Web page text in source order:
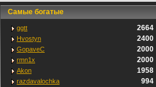
Самые богатые
ggtt 2664
Hvostyn 2400
GopaveC 2000
rmn1x 2000
Akon 1958
razdavalochka 994